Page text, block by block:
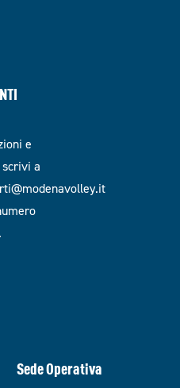
e
a
Sede Operativa